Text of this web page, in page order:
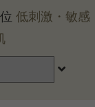
低刺激・敏感